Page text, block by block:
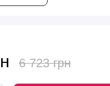
6 723 грн